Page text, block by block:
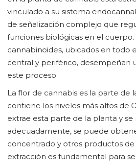
vinculado a su sistema
de señalización complejo que
funciones biológicas en el
cannabinoides, ubicados en todo
central y periférico, desempeñan
este proceso.
La flor de cannabis es la parte de
contiene los niveles más altos de
extrae esta parte de la planta y se
adecuadamente, se puede
concentrado y otros productos de
extracción es fundamental para